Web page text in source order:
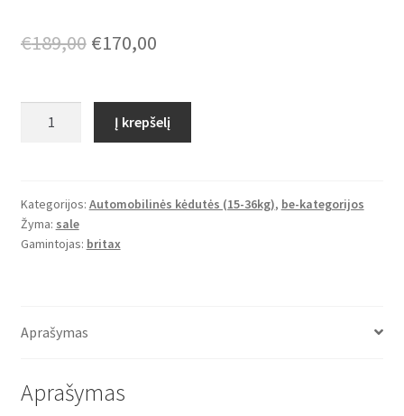
€189,00 Original
was:
€189,00.
€170,00Current
is:
€170,00.
Britax
DISCOVERY
PLUS
36kg
Midnight
Grey
Į krepšelį
Kategorijos: Automobilinės kėdutės (15-36kg), be-kategorijos
Žyma: sale
Gamintojas: britax
Aprašymas
Aprašymas